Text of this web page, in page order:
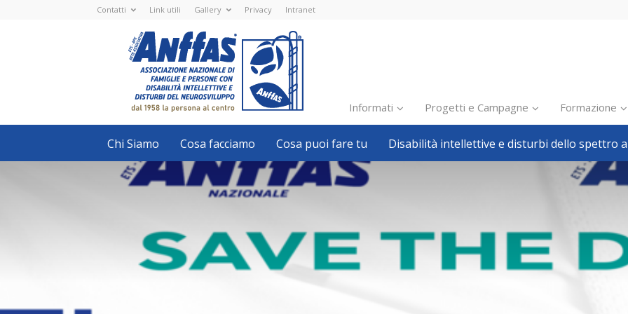
Contatti Link utili Gallery Privacy Intranet
Nazionale
ETS
-
APS
Associazione
Nazionale
di
Famiglie
e
con
disabilità
intellettive
e
disturbi
del
Informati
Inclusione scolastica
Inclusione lavorativa
Notizie dalla FISH
Pillole
Formazione
Avvisi, bandi
Progetti e Campagne Formazione
Chi Siamo Cosa facciamo Cosa puoi fare tu Disabilità intellettive e disturbi dello spettro